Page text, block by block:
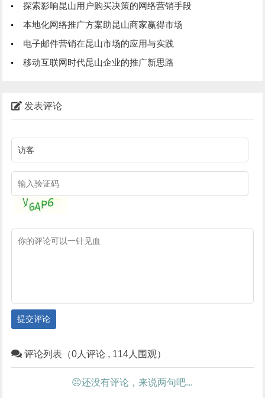
探索影响昆山用户购买决策的网络营销手段
本地化网络推广方案助昆山商家赢得市场
电子邮件营销在昆山市场的应用与实践
移动互联网时代昆山企业的推广新思路
发表评论
提交评论
评论列表（0人评论 , 114人围观）
☹还没有评论，来说两句吧...